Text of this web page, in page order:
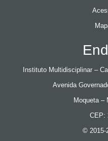
Instituto Multidisciplinar –
Avenida
Moqueta –
CEP:
© 2015-